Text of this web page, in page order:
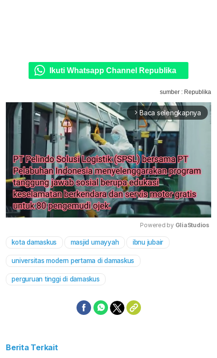
Ikuti Whatsapp Channel Republika
sumber : Republika
arrow_forward_ios Baca selengkapnya
Powered by GliaStudios
kota damaskus masjid umayyah ibnu jubair
universitas modern pertama di damaskus
perguruan tinggi di damaskus
Berita Terkait